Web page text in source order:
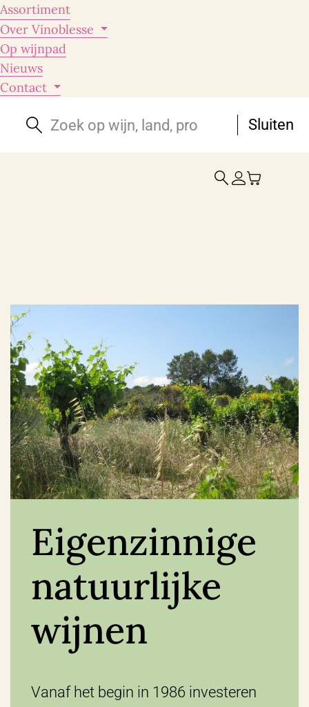
Assortiment
Over Vinoblesse
Op wijnpad
Nieuws
Contact
Sluiten
Eigenzinnige
natuurlijke
wijnen
Vanaf het begin in 1986 investeren